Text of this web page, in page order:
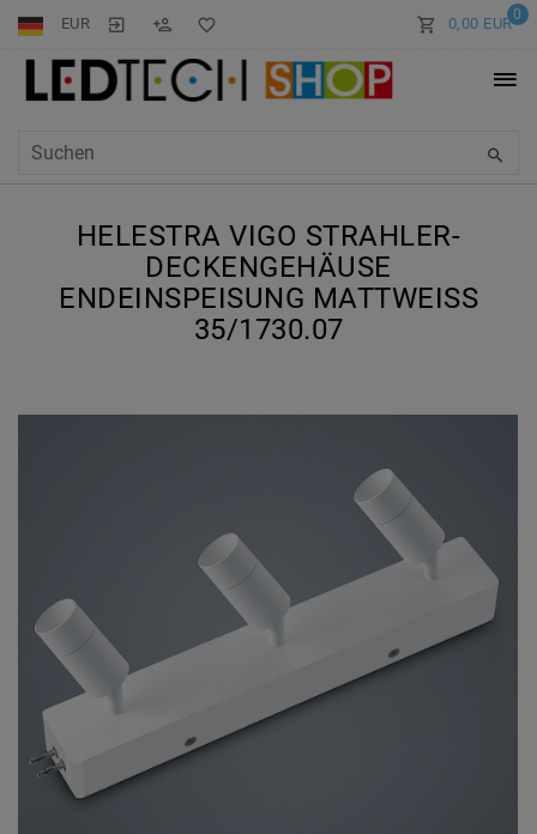
EUR 0
0,00 EUR
HELESTRA VIGO STRAHLER-
DECKENGEHÄUSE
ENDEINSPEISUNG MATTWEISS 3
5/1730.07